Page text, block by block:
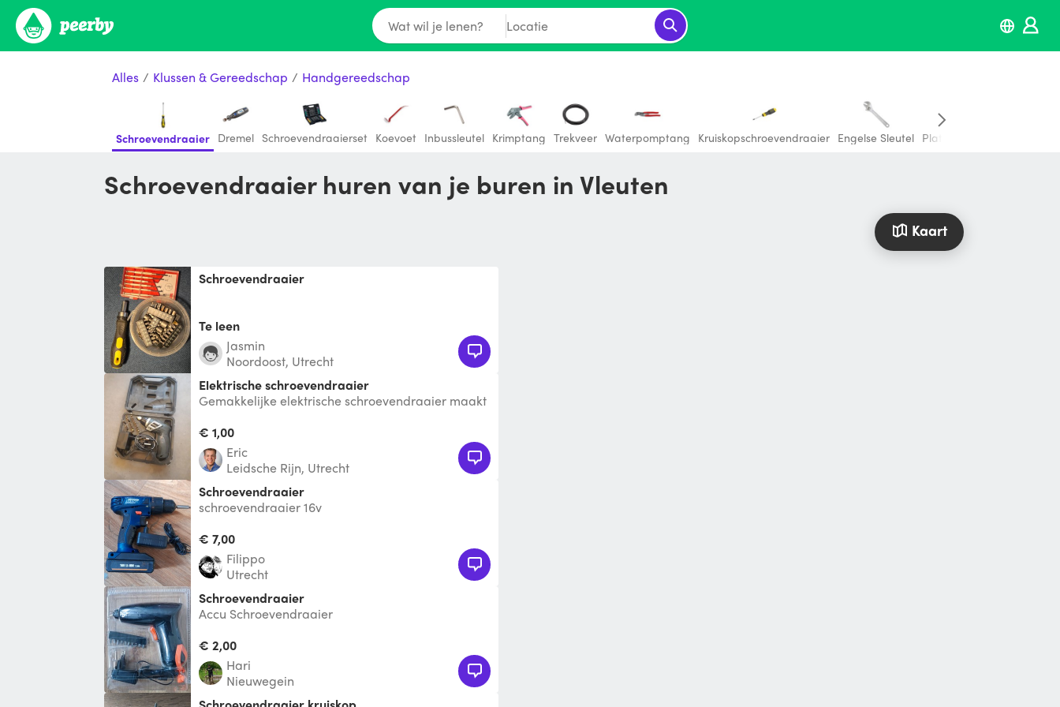
Wat wil je lenen? Locatie
Alles / Klussen & Gereedschap / Handgereedschap
Schroevendraaier Dremel Schroevendraaierset Koevoet Inbussleutel Krimptang Trekveer Waterpomptang Kruiskopschroevendraaier Engelse Sleutel Platte schroevendraaier
Schroevendraaier huren van je buren in Vleuten
Kaart
Schroevendraaier
Te leen
Jasmin
Noordoost, Utrecht
Elektrische schroevendraaier
Gemakkelijke elektrische schroevendraaier maakt
€ 1,00
Eric
Leidsche Rijn, Utrecht
schroevendraaier
schroevendraaier 16v
€ 7,00
Filippo
Utrecht
Schroevendraaier
Accu Schroevendraaier
€ 2,00
Hari
Nieuwegein